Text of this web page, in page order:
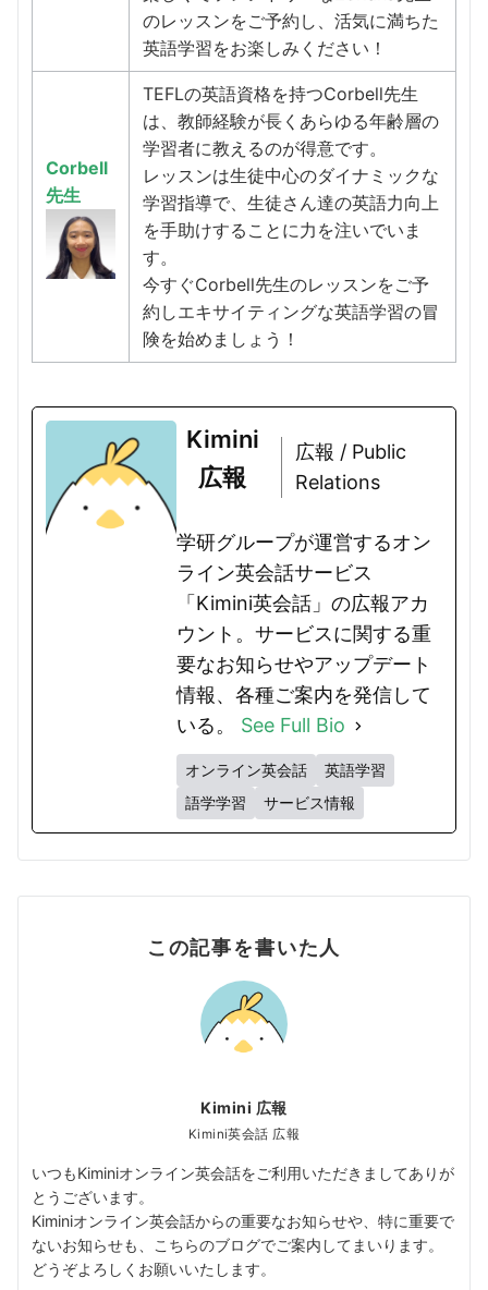
のレッスンをご予約し、活気に満ちた
英語学習をお楽しみください！
Corbell
先生
TEFLの英語資格を持つCorbell先生
は、教師経験が長くあらゆる年齢層の
学習者に教えるのが得意です。
レッスンは生徒中心のダイナミックな
学習指導で、生徒さん達の英語力向上
を手助けすることに力を注いでいま
す。
今すぐCorbell先生のレッスンをご予
約しエキサイティングな英語学習の冒
険を始めましょう！
Kimini
広報
広報 / Public
Relations
学研グループが運営するオン
ライン英会話サービス
「Kimini英会話」の広報アカ
ウント。サービスに関する重
要なお知らせやアップデート
情報、各種ご案内を発信して
いる。 See Full Bio
オンライン英会話
英語学習
語学学習
サービス情報
この記事を書いた人
Kimini 広報
Kimini英会話 広報
いつもKiminiオンライン英会話をご利用いただきましてありが
とうございます。
Kiminiオンライン英会話からの重要なお知らせや、特に重要で
ないお知らせも、こちらのブログでご案内してまいります。
どうぞよろしくお願いいたします。